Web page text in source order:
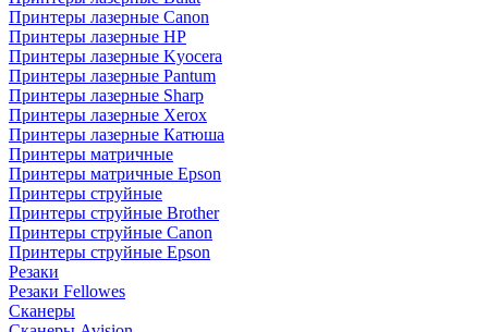
Принтеры лазерные Canon
Принтеры лазерные HP
Принтеры лазерные Kyocera
Принтеры лазерные Pantum
Принтеры лазерные Sharp
Принтеры лазерные Xerox
Принтеры лазерные Катюша
Принтеры матричные
Принтеры матричные Epson
Принтеры струйные
Принтеры струйные Brother
Принтеры струйные Canon
Принтеры струйные Epson
Резаки
Резаки Fellowes
Сканеры